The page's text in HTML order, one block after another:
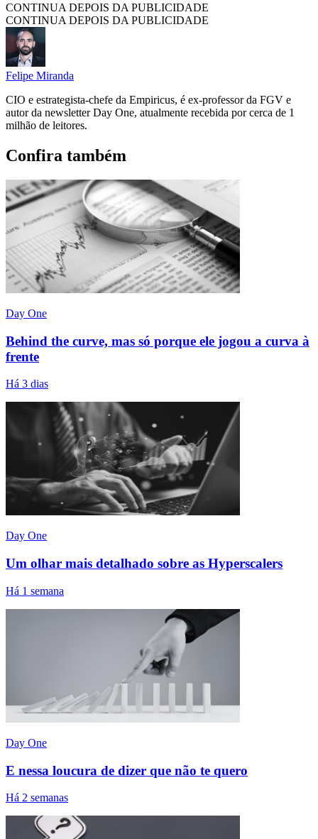
CONTINUA DEPOIS DA PUBLICIDADE
CONTINUA DEPOIS DA PUBLICIDADE
Felipe Miranda
CIO e estrategista-chefe da Empiricus, é ex-professor da FGV e
autor da newsletter Day One, atualmente recebida por cerca de 1
milhão de leitores.
Confira também
Day One
Behind the curve, mas só porque ele jogou a curva à
frente
Há 3 dias
Day One
Um olhar mais detalhado sobre as Hyperscalers
Há 1 semana
Day One
E nessa loucura de dizer que não te quero
Há 2 semanas